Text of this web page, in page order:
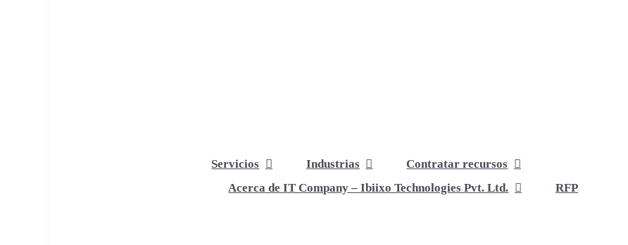
Servicios Industrias
Contratar recursos
Acerca de IT Company – Ibiixo Technologies Pvt. Ltd.
RFP